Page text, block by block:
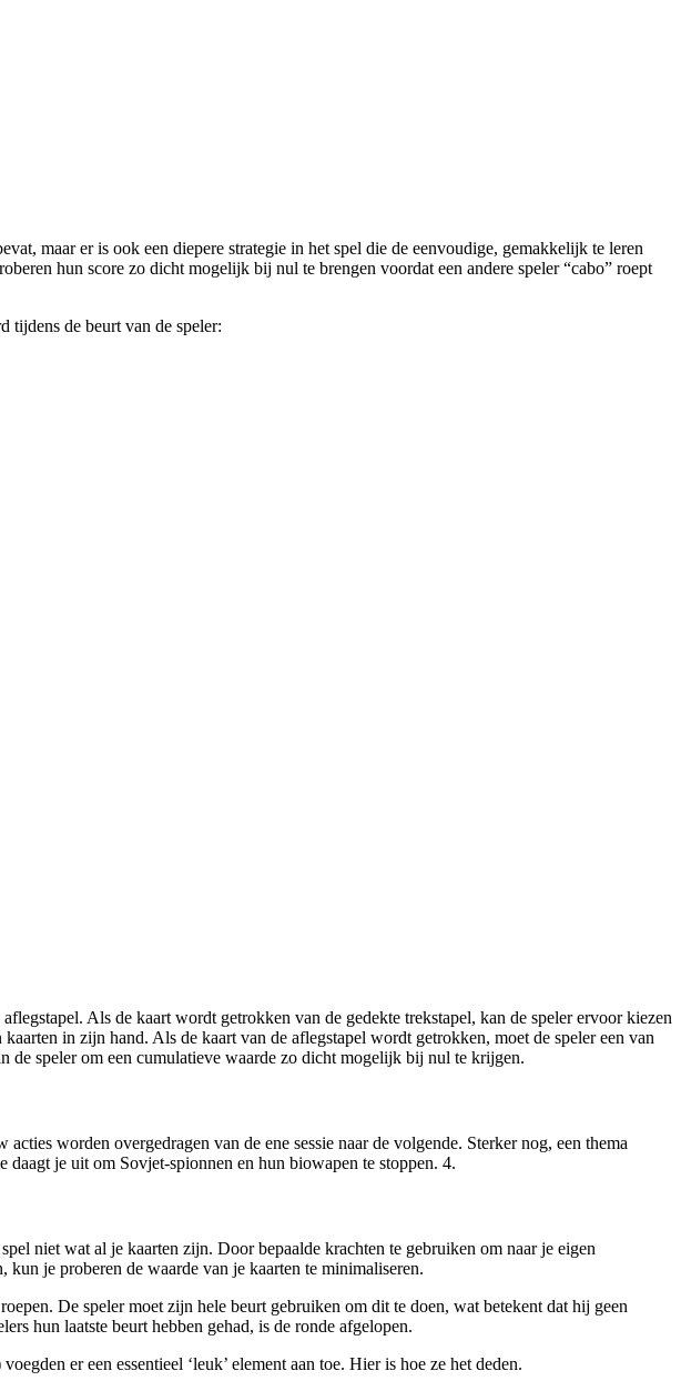
maar er is ook een diepere strategie in het spel die de eenvoudige, gemakkelijk te leren
hun score zo dicht mogelijk bij nul te brengen voordat een andere speler “cabo” roept
tijdens de beurt van de speler:
Als de kaart wordt getrokken van de gedekte trekstapel, kan de speler ervoor kiezen
in zijn hand. Als de kaart van de aflegstapel wordt getrokken, moet de speler een van
de speler om een ​​cumulatieve waarde zo dicht mogelijk bij nul te krijgen.
worden overgedragen van de ene sessie naar de volgende. Sterker nog, een thema
je uit om Sovjet-spionnen en hun biowapen te stoppen. 4.
niet wat al je kaarten zijn. Door bepaalde krachten te gebruiken om naar je eigen
kun je proberen de waarde van je kaarten te minimaliseren.
De speler moet zijn hele beurt gebruiken om dit te doen, wat betekent dat hij geen
hun laatste beurt hebben gehad, is de ronde afgelopen.
er een essentieel ‘leuk’ element aan toe. Hier is hoe ze het deden.